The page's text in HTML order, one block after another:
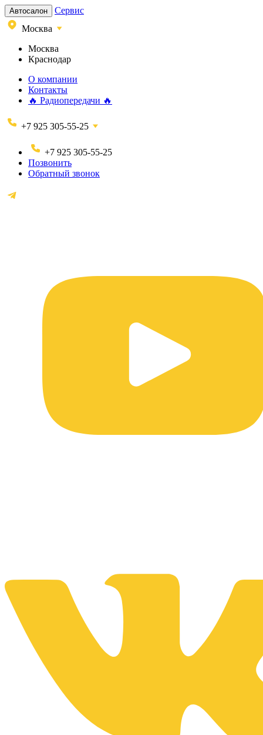
Автосалон
Сервис
Москва
Москва
Краснодар
О компании
Контакты
🔥 Радиопередачи 🔥
+7 925 305-55-25
+7 925 305-55-25
Позвонить
Обратный звонок